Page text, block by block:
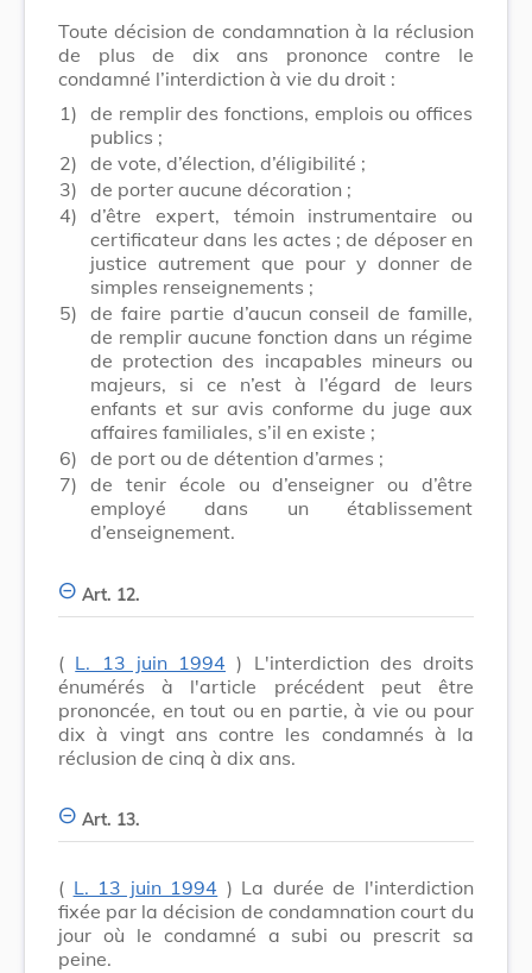
Toute décision de condamnation à la réclusion
de plus de dix ans prononce contre le
condamné l’interdiction à vie du droit :
1) de remplir des fonctions, emplois ou offices
publics ;
2) de vote, d’élection, d’éligibilité ;
3) de porter aucune décoration ;
4) d’être expert, témoin instrumentaire ou
certificateur dans les actes ; de déposer en
justice autrement que pour y donner de
simples renseignements ;
5) de faire partie d’aucun conseil de famille,
de remplir aucune fonction dans un régime
de protection des incapables mineurs ou
majeurs, si ce n’est à l’égard de leurs
enfants et sur avis conforme du juge aux
affaires familiales, s’il en existe ;
6) de port ou de détention d’armes ;
7) de tenir école ou d’enseigner ou d’être
employé dans un établissement
d’enseignement.
Art. 12.
( L. 13 juin 1994 ) L'interdiction des droits
énumérés à l'article précédent peut être
prononcée, en tout ou en partie, à vie ou pour
dix à vingt ans contre les condamnés à la
réclusion de cinq à dix ans.
Art. 13.
( L. 13 juin 1994 ) La durée de l'interdiction
fixée par la décision de condamnation court du
jour où le condamné a subi ou prescrit sa
peine.